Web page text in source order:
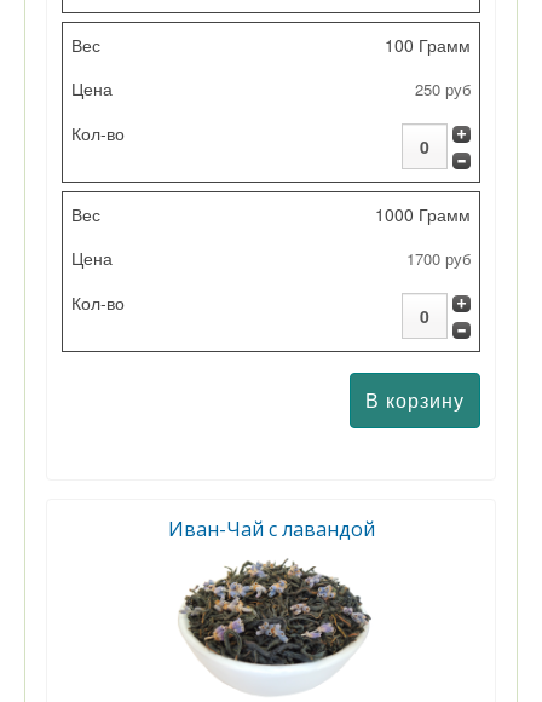
100 Грамм
250 руб
1000 Грамм
1700 руб
Иван-Чай с лавандой